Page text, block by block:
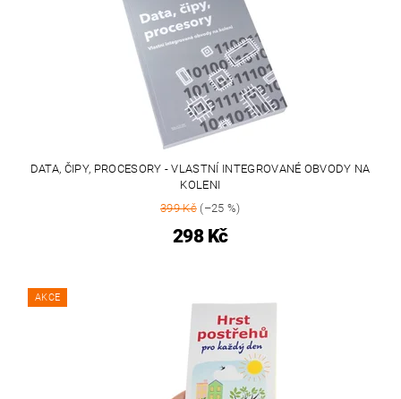
DATA, ČIPY, PROCESORY - VLASTNÍ INTEGROVANÉ OBVODY NA
KOLENI
399 Kč(–25 %)
298 Kč
AKCE